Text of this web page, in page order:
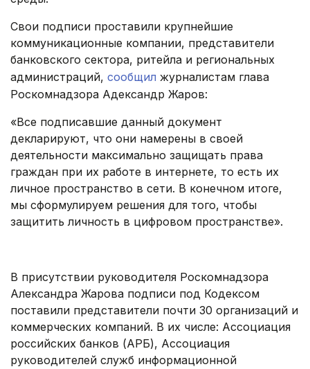
Свои подписи проставили крупнейшие
коммуникационные компании, представители
банковского сектора, ритейла и региональных
администраций, сообщил журналистам глава
Роскомнадзора Адександр Жаров:
«Все подписавшие данный документ
декларируют, что они намерены в своей
деятельности максимально защищать права
граждан при их работе в интернете, то есть их
личное пространство в сети. В конечном итоге,
мы сформулируем решения для того, чтобы
защитить личность в цифровом пространстве».
В присутствии руководителя Роскомнадзора
Александра Жарова подписи под Кодексом
поставили представители почти 30 организаций и
коммерческих компаний. В их числе: Ассоциация
российских банков (АРБ), Ассоциация
руководителей служб информационной